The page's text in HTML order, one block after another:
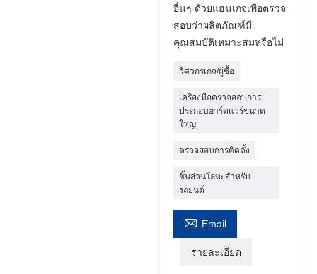
อื่นๆ ด้วยแฮนเกจเพื่อตรวจ
สอบว่าผลิตภัณฑ์มี
คุณสมบัติเหมาะสมหรือไม่
วิศวกรเกจ/ผู้ซื้อ
เครื่องมือตรวจสอบการ
ประกอบฮาร์ดแวร์ขนาด
ใหญ่
ตรวจสอบการติดตั้ง
ชิ้นส่วนโลหะสำหรับ
รถยนต์
 Email
รายละเอียด